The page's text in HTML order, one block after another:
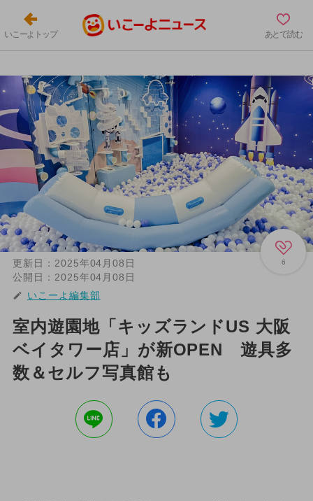
いこーよトップ あとで読む
6
更新日： 2025年04月08日
公開日： 2025年04月08日
いこーよ編集部
室内遊園地「キッズランドUS 大阪
ベイタワー店」が新OPEN 遊具多
数＆セルフ写真館も